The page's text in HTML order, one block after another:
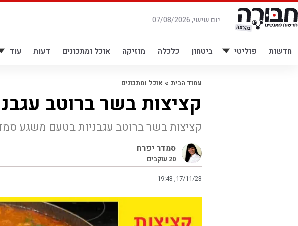
דלג
לתוכן
יום שישי, 07/08/2026
חדשות פוליטי ביטחון כלכלה מוזיקה אוכל ומתכונים דעות עוד
עמוד הבית » אוכל ומתכונים
קציצות בשר ברוטב
קציצות בשר ברוטב עגבניות בטעם משגע
סמדר יפרח
20 עוקבים
19:43 ,17/11/23